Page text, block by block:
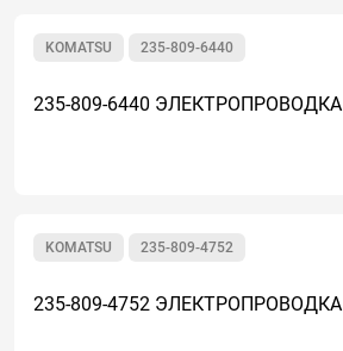
235-809-6440
KOMATSU
235-809-6440 ЭЛЕКТРОПРОВОДКА
235-809-4752
KOMATSU
235-809-4752 ЭЛЕКТРОПРОВОДКА